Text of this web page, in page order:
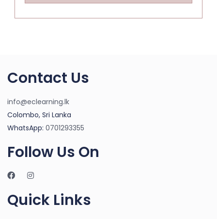
Contact Us
info@eclearning.lk
Colombo, Sri Lanka
WhatsApp: 0701293355
Follow Us On
Quick Links